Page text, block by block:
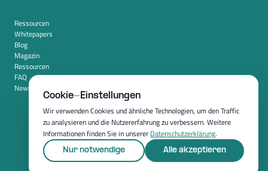
Ressourcen
Whitepapers
Blog
Magazin
Ressourcen
FAQ
Newsroom
Cookie-Einstellungen
Wir verwenden Cookies und ähnliche Technologien, um den Traffic
zu analysieren und die Nutzererfahrung zu verbessern. Weitere
Informationen finden Sie in unserer Datenschutzerklärung.
Nur notwendige Alle akzeptieren